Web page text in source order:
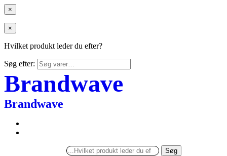
×
×
Hvilket produkt leder du efter?
Søg efter:
Brandwave
Brandwave
Søg